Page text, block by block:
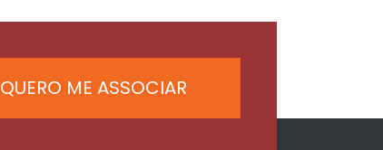
QUERO ME ASSOCIAR